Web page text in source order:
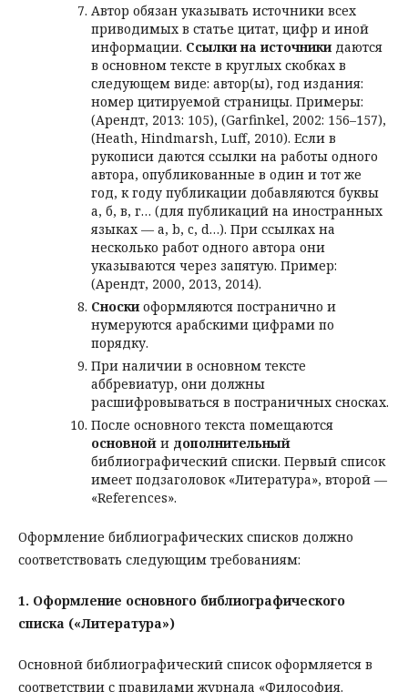
Автор обязан указывать источники всех
приводимых в статье цитат, цифр и иной
информации. Ссылки на источникидаются
в основном тексте в круглых скобках в
следующем виде: автор(ы), год издания:
номер цитируемой страницы. Примеры:
(Арендт, 2013: 105), (Garfinkel, 2002: 156–157),
(Heath, Hindmarsh, Luff, 2010). Если в
рукописи даются ссылки на работы одного
автора, опубликованные в один и тот же
год, к году публикации добавляются буквы
а, б, в, г… (для публикаций на иностранных
языках — a, b, c, d…). При ссылках на
несколько работ одного автора они
указываются через запятую. Пример:
(Арендт, 2000, 2013, 2014).
Сноскиоформляются постранично и
нумеруются арабскими цифрами по
порядку.
При наличии в основном тексте
аббревиатур, они должны
расшифровываться в постраничных сносках.
После основного текста помещаются
основной и дополнительный
библиографический списки. Первый список
имеет подзаголовок «Литература», второй —
«References».
Оформление библиографических списков должно
соответствовать следующим требованиям:
1. Оформление основного библиографического
списка («Литература»)
Основной библиографический список оформляется в
соответствии с правилами журнала «Философия.